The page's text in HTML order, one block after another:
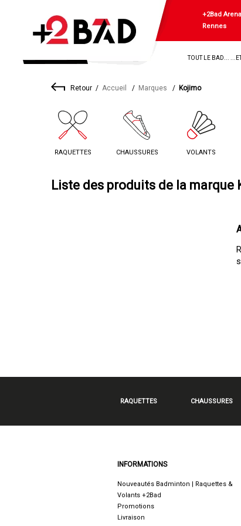
+2Bad Arena
Rennes
TOUT LE BAD...
Retour Accueil Marques Kojimo
RAQUETTES CHAUSSURES VOLANTS
Liste des produits de la marque
RAQUETTES CHAUSSURES
INFORMATIONS
Nouveautés Badminton | Raquettes &
Volants +2Bad
Promotions
Livraison